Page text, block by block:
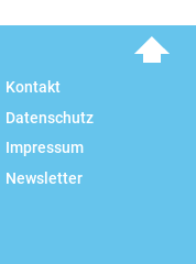
Kontakt
Datenschutz
Impressum
Newsletter